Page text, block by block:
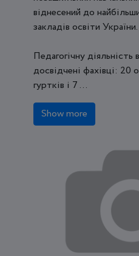
віднесений до
закладів освіти України.
Педагогічну
досвідчені фахівці: 20
гуртків і 7 ...
Show more